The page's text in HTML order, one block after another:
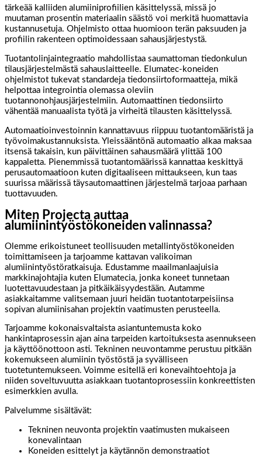
tärkeää kalliiden alumiiniprofiilien käsittelyssä, missä jo
muutaman prosentin materiaalin säästö voi merkitä huomattavia
kustannusetuja. Ohjelmisto ottaa huomioon terän paksuuden ja
profiilin rakenteen optimoidessaan sahausjärjestystä.
Tuotantolinjaintegraatio mahdollistaa saumattoman tiedonkulun
tilausjärjestelmästä sahauslaitteelle. Elumatec-koneiden
ohjelmistot tukevat standardeja tiedonsiirtoformaatteja, mikä
helpottaa integrointia olemassa oleviin
tuotannonohjausjärjestelmiin. Automaattinen tiedonsiirto
vähentää manuaalista työtä ja virheitä tilausten käsittelyssä.
Automaatioinvestoinnin kannattavuus riippuu tuotantomääristä ja
työvoimakustannuksista. Yleissääntönä automaatio alkaa maksaa
itsensä takaisin, kun päivittäinen sahausmäärä ylittää 100
kappaletta. Pienemmissä tuotantomäärissä kannattaa keskittyä
perusautomaatioon kuten digitaaliseen mittaukseen, kun taas
suurissa määrissä täysautomaattinen järjestelmä tarjoaa parhaan
tuottavuuden.
Miten Projecta auttaa
alumiinintyöstökoneiden valinnassa?
Olemme erikoistuneet teollisuuden metallintyöstökoneiden
toimittamiseen ja tarjoamme kattavan valikoiman
alumiinintyöstöratkaisuja. Edustamme maailmanlaajuisia
markkinajohtajia kuten Elumatecia, jonka koneet tunnetaan
luotettavuudestaan ja pitkäikäisyydestään. Autamme
asiakkaitamme valitsemaan juuri heidän tuotantotarpeisiinsa
sopivan alumiinisahan projektin vaatimusten perusteella.
Tarjoamme kokonaisvaltaista asiantuntemusta koko
hankintaprosessin ajan aina tarpeiden kartoituksesta asennukseen
ja käyttöönottoon asti. Tekninen neuvontamme perustuu pitkään
kokemukseen alumiinin työstöstä ja syvälliseen
tuotetuntemukseen. Voimme esitellä eri konevaihtoehtoja ja
niiden soveltuvuutta asiakkaan tuotantoprosessiin konkreettisten
esimerkkien avulla.
Palvelumme sisältävät:
Tekninen neuvonta projektin vaatimusten mukaiseen
konevalintaan
Koneiden esittelyt ja käytännön demonstraatiot